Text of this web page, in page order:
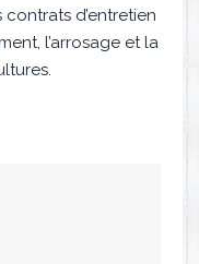
d’entretien
l’arrosage et la